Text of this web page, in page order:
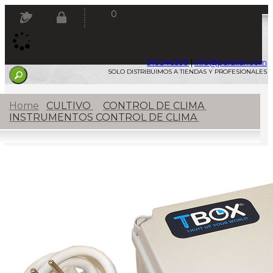
910346399 | info@paraliar.com
SOLO DISTRIBUIMOS A TIENDAS Y PROFESIONALES
0
INICIO
NOVEDADES
Home CULTIVO
CONTROL DE CLIMA
INSTRUMENTOS CONTROL DE CLIMA